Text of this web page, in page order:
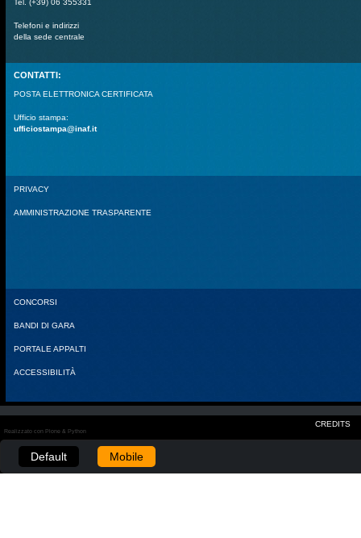
Tel. (+39) 06 355331
Telefoni e indirizzi
della sede centrale
CONTATTI:
POSTA ELETTRONICA CERTIFICATA
Ufficio stampa:
ufficiostampa@inaf.it
PRIVACY
AMMINISTRAZIONE TRASPARENTE
CONCORSI
BANDI DI GARA
PORTALE APPALTI
ACCESSIBILITÀ
CREDITS
Realizzato con Plone & Python
Default Mobile